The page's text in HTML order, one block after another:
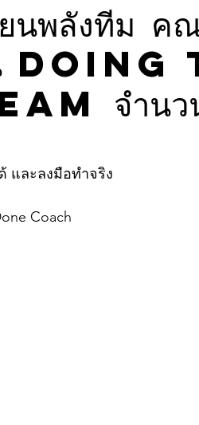
ยนพลังทีม ค
าน
จำนว
และลงมือทำจริง
Coach